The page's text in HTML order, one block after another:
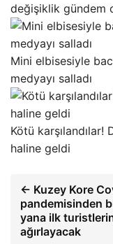
değişiklik gündem
Mini elbisesiyle
medyayı salladı
Kötü
haline geldi
← Kuzey Kore
pandemisinden
yana ilk
ağırlayacak